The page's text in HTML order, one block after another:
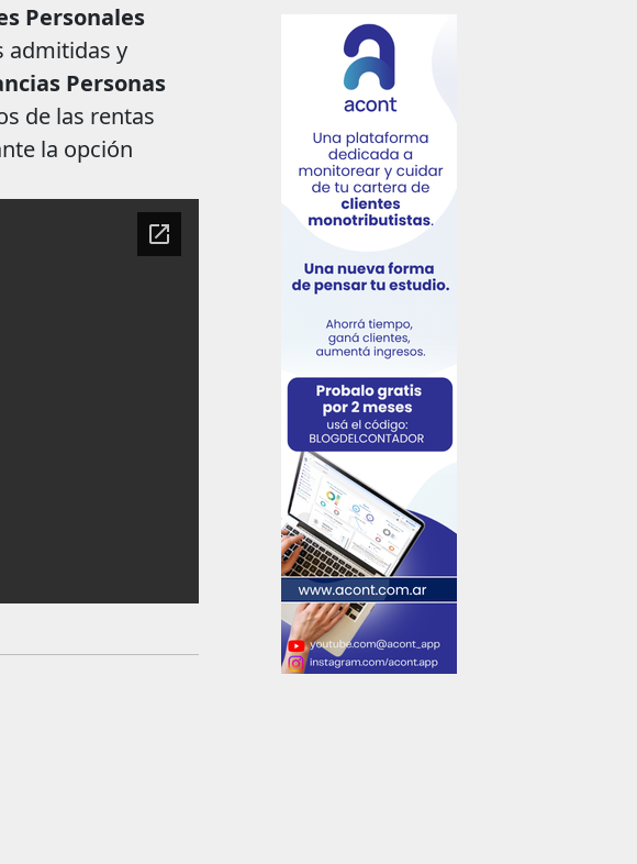
Personales
admitidas y
Personas
de las rentas
la opción